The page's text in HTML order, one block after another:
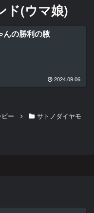
ド(ウマ娘)
んの勝利の腋
2024.09.06
ー
サトノダイヤモ